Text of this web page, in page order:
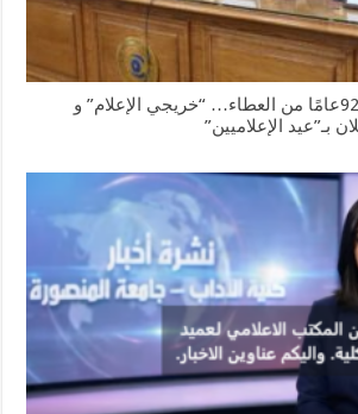
بالصور| تحت شعار 92عامًا من العطاء… “خريجي الإعلام” و
بـ”عيد الإعلاميين”